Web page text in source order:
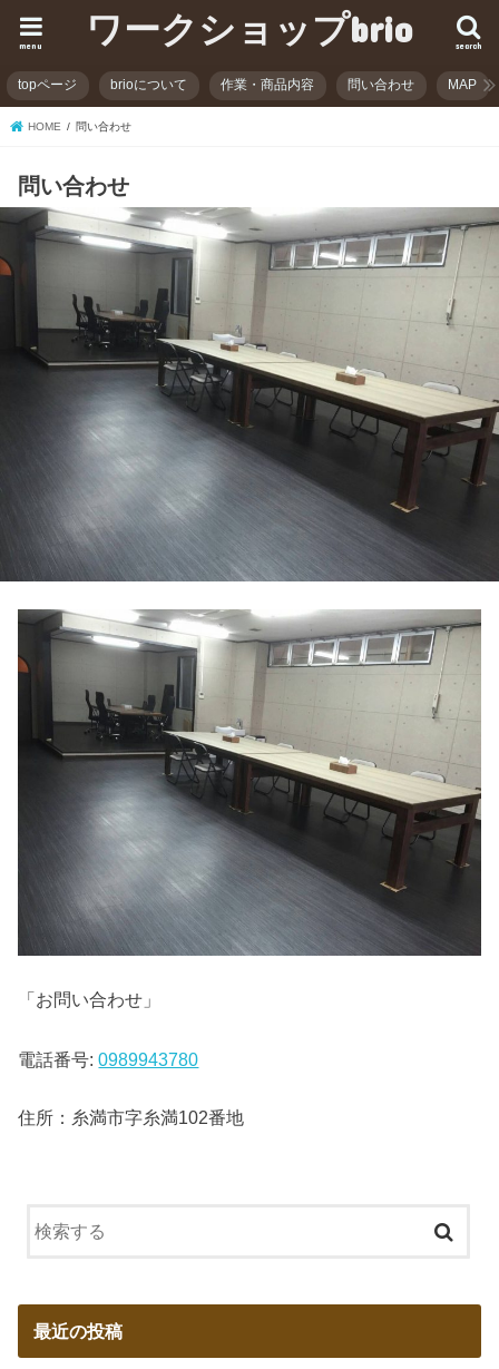
ワークショップbrio search
menu
topページ brioについて 作業・商品内容 問い合わせ MAP
HOME 問い合わせ
問い合わせ
「お問い合わせ」
電話番号:0989943780
住所：糸満市字糸満102番地
最近の投稿